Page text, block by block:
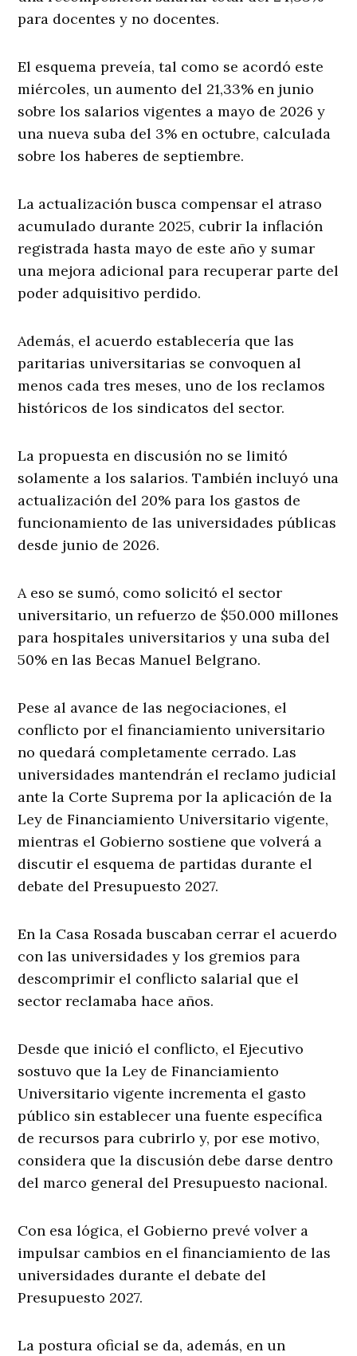
para docentes y no docentes.
El esquema preveía, tal como se acordó este
miércoles, un aumento del 21,33% en junio
sobre los salarios vigentes a mayo de 2026 y
una nueva suba del 3% en octubre, calculada
sobre los haberes de septiembre.
La actualización busca compensar el atraso
acumulado durante 2025, cubrir la inflación
registrada hasta mayo de este año y sumar
una mejora adicional para recuperar parte del
poder adquisitivo perdido.
Además, el acuerdo establecería que las
paritarias universitarias se convoquen al
menos cada tres meses, uno de los reclamos
históricos de los sindicatos del sector.
La propuesta en discusión no se limitó
solamente a los salarios. También incluyó una
actualización del 20% para los gastos de
funcionamiento de las universidades públicas
desde junio de 2026.
A eso se sumó, como solicitó el sector
universitario, un refuerzo de $50.000 millones
para hospitales universitarios y una suba del
50% en las Becas Manuel Belgrano.
Pese al avance de las negociaciones, el
conflicto por el financiamiento universitario
no quedará completamente cerrado. Las
universidades mantendrán el reclamo judicial
ante la Corte Suprema por la aplicación de la
Ley de Financiamiento Universitario vigente,
mientras el Gobierno sostiene que volverá a
discutir el esquema de partidas durante el
debate del Presupuesto 2027.
En la Casa Rosada buscaban cerrar el acuerdo
con las universidades y los gremios para
descomprimir el conflicto salarial que el
sector reclamaba hace años.
Desde que inició el conflicto, el Ejecutivo
sostuvo que la Ley de Financiamiento
Universitario vigente incrementa el gasto
público sin establecer una fuente específica
de recursos para cubrirlo y, por ese motivo,
considera que la discusión debe darse dentro
del marco general del Presupuesto nacional.
Con esa lógica, el Gobierno prevé volver a
impulsar cambios en el financiamiento de las
universidades durante el debate del
Presupuesto 2027.
La postura oficial se da, además, en un